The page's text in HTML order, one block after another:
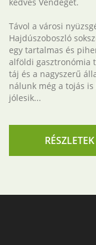
Távol a városi
Hajdúszoboszló
egy tartalmas és
alföldi gasztronómia
táj és a nagyszerű
nálunk még a tojás
jólesik...
RÉSZLETEK